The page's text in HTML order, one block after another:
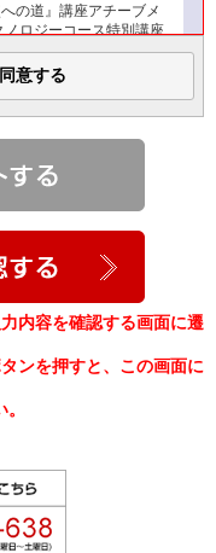
の道』講座アチーブメ
ロジーコース特別講座
は受講希望者の親に限り
認めます。
がある場合でもお断り
講）はご遠慮くださ
患中の方のご受講はお断
疾病への罹患が発覚し
を知りながら受講され
発生した損害を賠償し
さい。
に従い安全を最大限考慮
万が一発生した損害に
ん。ご了承ください。
、心理的に影響を受けた
、現在、精神科・心療
受講に不安のある方
に必須情報をすべて入
意する
内容を確認する画面に遷
ンを押すと、この画面に